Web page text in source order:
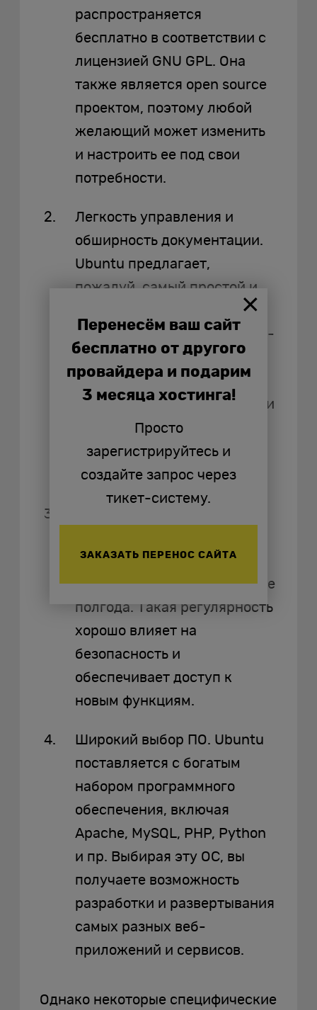
распространяется
бесплатно в соответствии с
лицензией GNU GPL. Она
также является open source
проектом, поэтому любой
желающий может изменить
и настроить ее под свои
потребности.
Легкость управления и
обширность документации.
Ubuntu предлагает,
пожалуй, самый простой и
интерфейс среди всех Linux-
дистрибутивов. Им легко
управлять, а наличие
большого объема мануалов и
активного сообщества
позволяет решить любые
возникающие проблемы.
развивают, выпуская
обновленные версии каждые
полгода. Такая регулярность
хорошо влияет на
безопасность и
обеспечивает доступ к
новым функциям.
Широкий выбор ПО. Ubuntu
поставляется с богатым
набором программного
обеспечения, включая
Apache, MySQL, PHP, Python
и пр. Выбирая эту ОС, вы
получаете возможность
разработки и развертывания
самых разных веб-
приложений и сервисов.
Однако некоторые специфические
Перенесём ваш сайт
бесплатно от другого
провайдера и подарим
3 месяца хостинга!
Просто
зарегистрируйтесь и
создайте запрос через
тикет-систему.
ЗАКАЗАТЬ ПЕРЕНОС САЙТА